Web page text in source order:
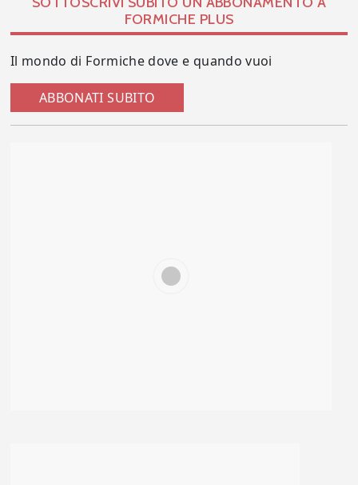
FORMICHE PLUS
Il mondo di Formiche dove e quando vuoi
ABBONATI SUBITO